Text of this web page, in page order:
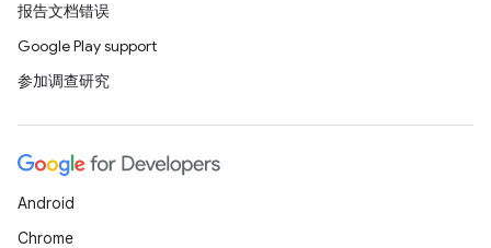
报告文档错误
Google Play support
参加调查研究
Android
Chrome